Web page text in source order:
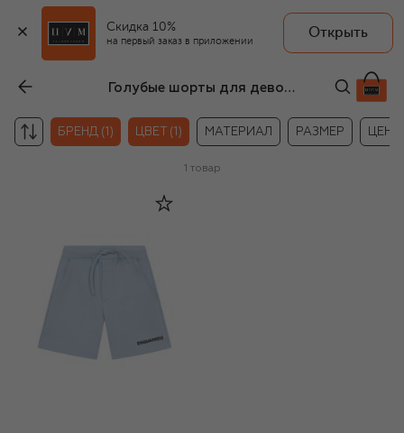
Скидка 10%
на первый заказ в приложении
Открыть
Голубые шорты для девочек Dsquared2
БРЕНД (1) ЦВЕТ (1) МАТЕРИАЛ РАЗМЕР ЦЕНА
1 товар